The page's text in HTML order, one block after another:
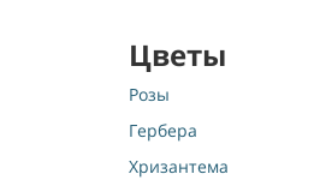
Цветы
Розы
Гербера
Хризантема